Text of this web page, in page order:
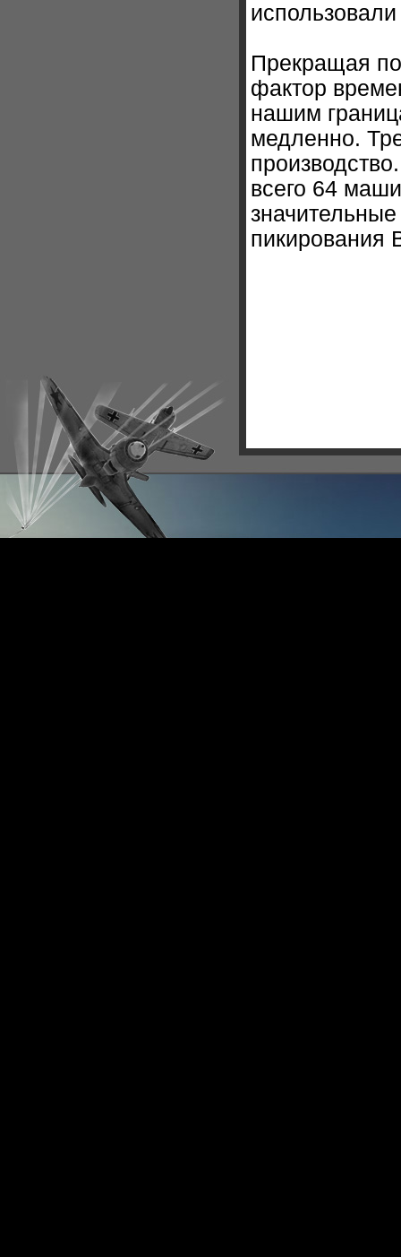
Прекращая
фактор
нашим
медленно.
всего 64
пикирования